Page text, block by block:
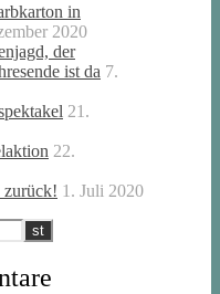
in
2020
der
ist da 7.
21.
22.
zurück! 1. Juli 2020